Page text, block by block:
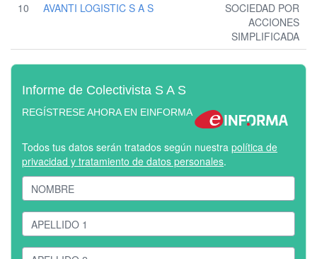
10
AVANTI LOGISTIC S A S
SOCIEDAD POR
ACCIONES
SIMPLIFICADA
Informe de Colectivista S A S
REGÍSTRESE AHORA EN EINFORMA
Todos tus datos serán tratados según nuestra política de
privacidad y tratamiento de datos personales.